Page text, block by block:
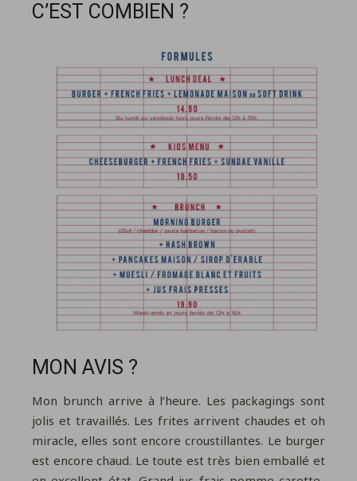
C’EST COMBIEN ?
MON AVIS ?
Mon brunch arrive à l’heure. Les packagings sont
jolis et travaillés. Les frites arrivent chaudes et oh
miracle, elles sont encore croustillantes. Le burger
est encore chaud. Le toute est très bien emballé et